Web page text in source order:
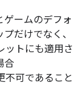
ゲームのデフォ
だけでなく、
ットにも適用さ
合
不可であること